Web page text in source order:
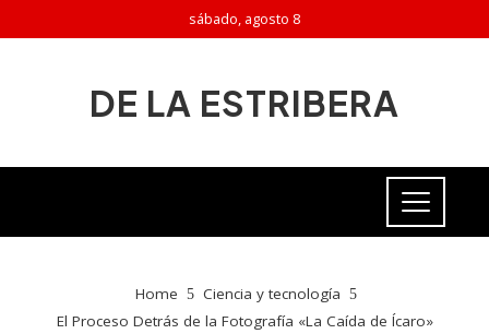
sábado, agosto 8
DE LA ESTRIBERA
Home
Ciencia y tecnología
El Proceso Detrás de la Fotografía «La Caída de Ícaro»